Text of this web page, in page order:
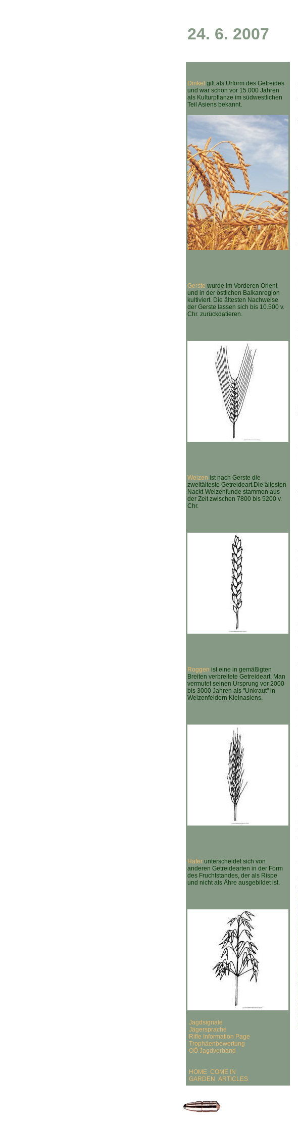
24. 6. 2007
Dinkel gilt als Urform des Getreides
und war schon vor 15.000 Jahren
als Kulturpflanze im südwestlichen
Teil Asiens bekannt.
Gerste wurde im Vorderen Orient
und in der östlichen Balkanregion
kultiviert. Die ältesten Nachweise
der Gerste lassen sich bis 10.500 v.
Chr. zurückdatieren.
Weizen ist nach Gerste die
zweitälteste Getreideart.Die ältesten
Nackt-Weizenfunde stammen aus
der Zeit zwischen 7800 bis 5200 v.
Chr.
Roggen ist eine in gemäßigten
Breiten verbreitete Getreideart. Man
vermutet seinen Ursprung vor 2000
bis 3000 Jahren als "Unkraut" in
Weizenfeldern Kleinasiens.
Hafer unterscheidet sich von
anderen Getreidearten in der Form
des Fruchtstandes, der als Rispe
und nicht als Ähre ausgebildet ist.
Jagdsignale
Jägersprache
Rifle Information Page
Trophäenbewertung
OÖ Jagdverband
HOME COME IN
GARDEN ARTICLES